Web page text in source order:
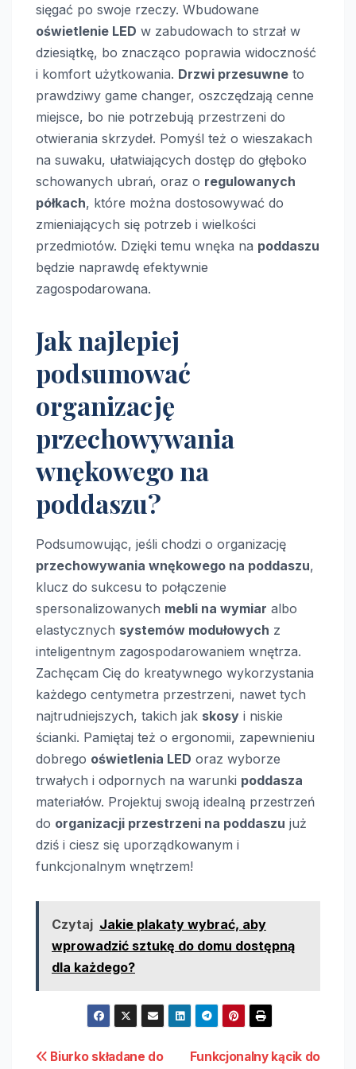
sięgać po swoje rzeczy. Wbudowane
oświetlenie LED w zabudowach to strzał w
dziesiątkę, bo znacząco poprawia widoczność
i komfort użytkowania. Drzwi przesuwne to
prawdziwy game changer, oszczędzają cenne
miejsce, bo nie potrzebują przestrzeni do
otwierania skrzydeł. Pomyśl też o wieszakach
na suwaku, ułatwiających dostęp do głęboko
schowanych ubrań, oraz o regulowanych
półkach, które można dostosowywać do
zmieniających się potrzeb i wielkości
przedmiotów. Dzięki temu wnęka na poddaszu
będzie naprawdę efektywnie
zagospodarowana.
Jak najlepiej
podsumować
organizację
przechowywania
wnękowego na
poddaszu?
Podsumowując, jeśli chodzi o organizację
przechowywania wnękowego na poddaszu,
klucz do sukcesu to połączenie
spersonalizowanych mebli na wymiar albo
elastycznych systemów modułowych z
inteligentnym zagospodarowaniem wnętrza.
Zachęcam Cię do kreatywnego wykorzystania
każdego centymetra przestrzeni, nawet tych
najtrudniejszych, takich jak skosy i niskie
ścianki. Pamiętaj też o ergonomii, zapewnieniu
dobrego oświetlenia LED oraz wyborze
trwałych i odpornych na warunki poddasza
materiałów. Projektuj swoją idealną przestrzeń
do organizacji przestrzeni na poddaszu już
dziś i ciesz się uporządkowanym i
funkcjonalnym wnętrzem!
Czytaj Jakie plakaty wybrać, aby
wprowadzić sztukę do domu dostępną
dla każdego?
Nawigacja
Funkcjonalny kącik do
Biurko składane do